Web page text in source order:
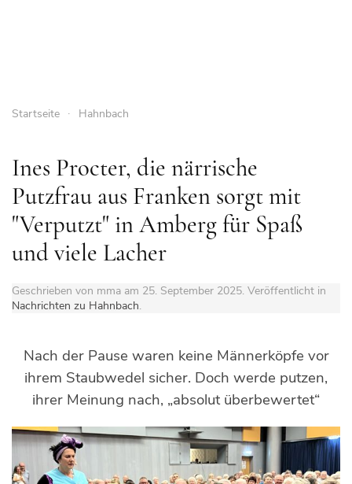
Startseite Hahnbach
Ines Procter, die närrische
Putzfrau aus Franken sorgt mit
"Verputzt" in Amberg für Spaß
und viele Lacher
Geschrieben von mma am 25. September 2025. Veröffentlicht in
Nachrichten zu Hahnbach.
Nach der Pause waren keine Männerköpfe vor
ihrem Staubwedel sicher. Doch werde putzen,
ihrer Meinung nach, „absolut überbewertet“